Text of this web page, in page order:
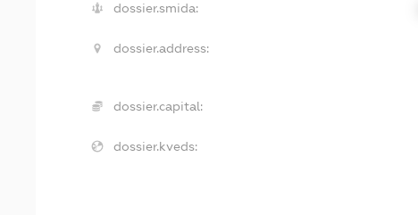
dossier.smida:
dossier.address:
dossier.capital:
dossier.kveds: